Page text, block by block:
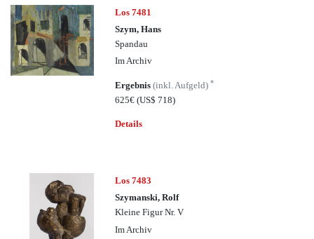
Los 7481
Szym, Hans
Spandau
Im Archiv
Ergebnis(inkl. Aufgeld)*
625€(US$ 718)
Details
Los 7483
Szymanski, Rolf
Kleine Figur Nr. V
Im Archiv